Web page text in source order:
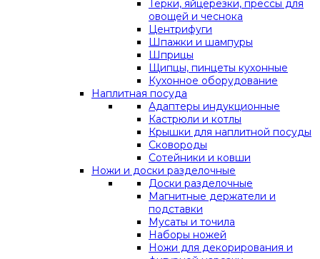
Терки, яйцерезки, прессы для
овощей и чеснока
Центрифуги
Шпажки и шампуры
Шприцы
Щипцы, пинцеты кухонные
Кухонное оборудование
Наплитная посуда
Адаптеры индукционные
Кастрюли и котлы
Крышки для наплитной посуды
Сковороды
Сотейники и ковши
Ножи и доски разделочные
Доски разделочные
Магнитные держатели и
подставки
Мусаты и точила
Наборы ножей
Ножи для декорирования и